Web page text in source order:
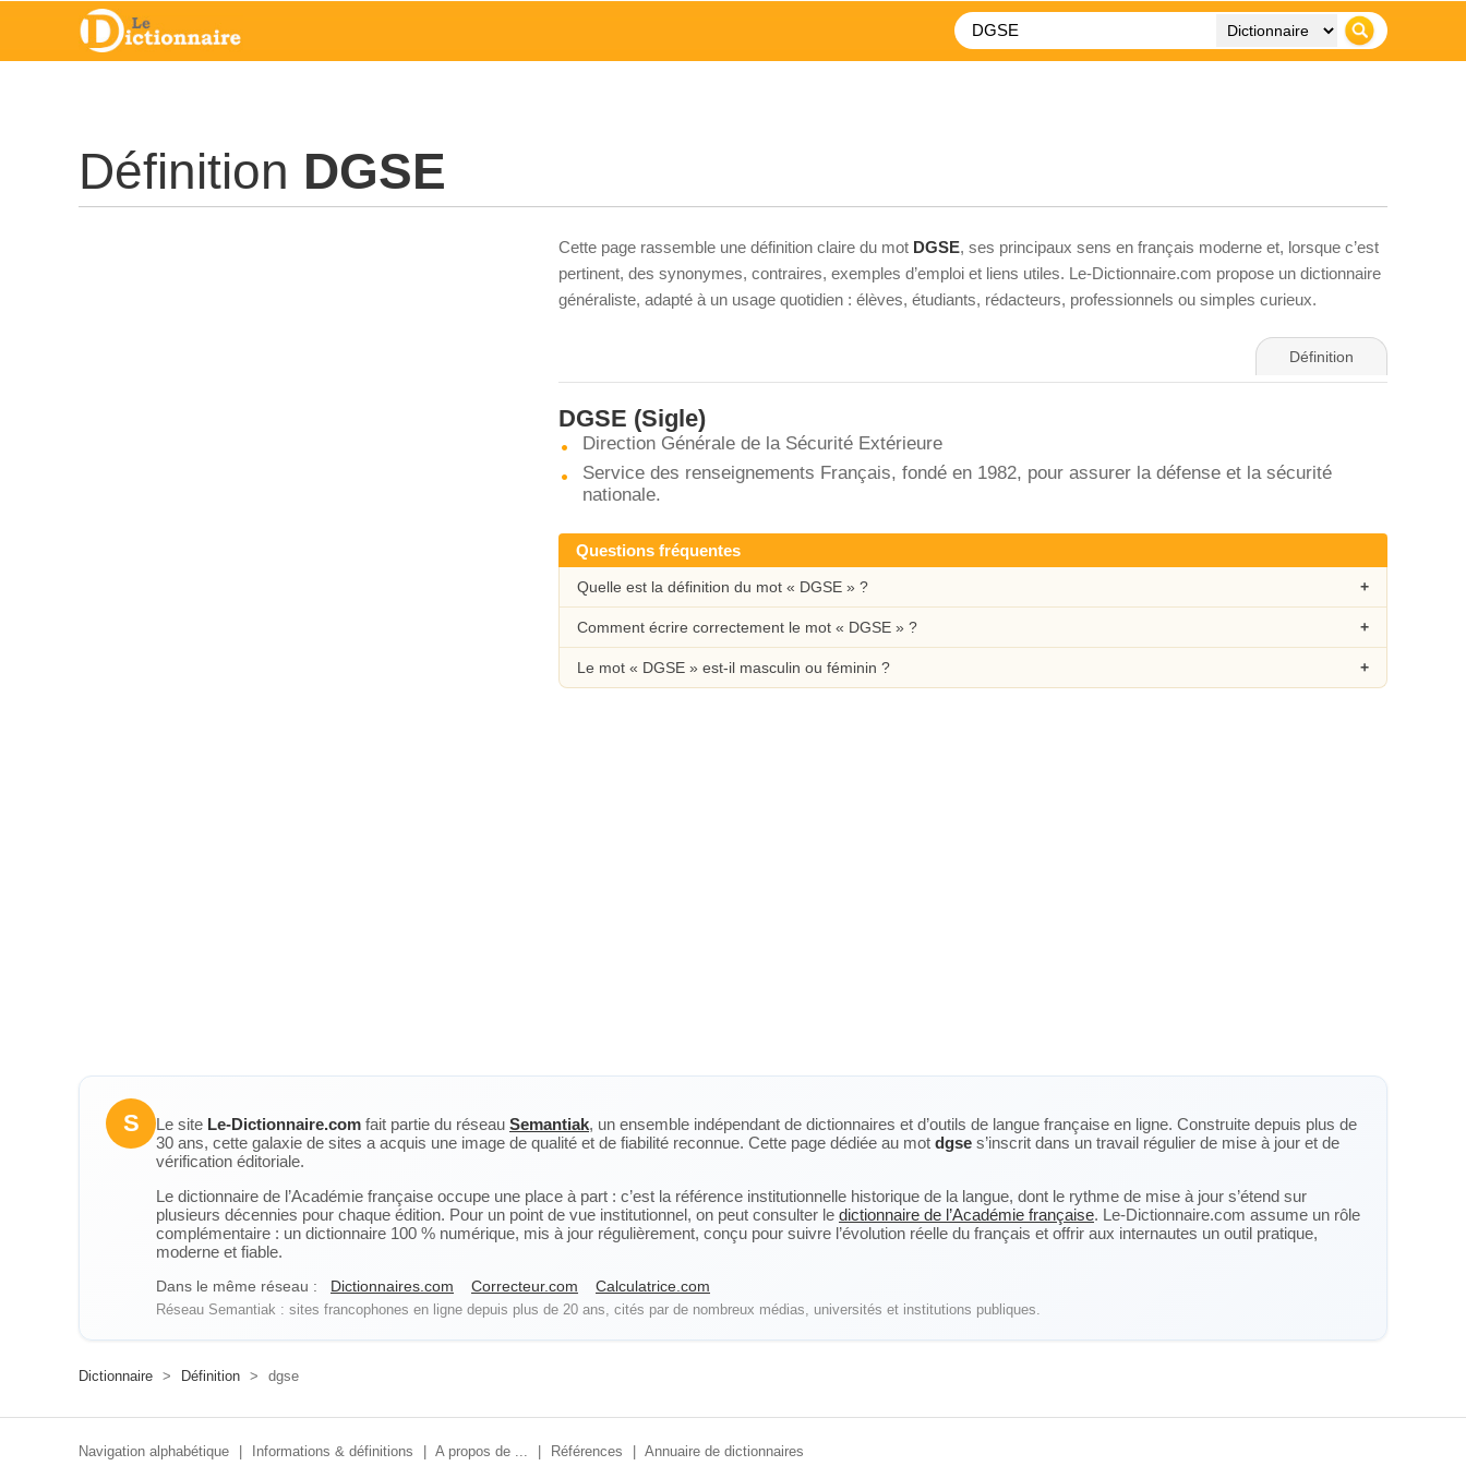
Définition DGSE
Cette page rassemble une définition claire du mot DGSE, ses principaux sens en français moderne et, lorsque c’est
pertinent, des synonymes, contraires, exemples d’emploi et liens utiles. Le-Dictionnaire.com propose un dictionnaire
généraliste, adapté à un usage quotidien : élèves, étudiants, rédacteurs, professionnels ou simples curieux.
Définition
DGSE (Sigle)
Direction Générale de la Sécurité Extérieure
Service des renseignements Français, fondé en 1982, pour assurer la défense et la sécurité
nationale.
Questions fréquentes
Quelle est la définition du mot « DGSE » ?
Comment écrire correctement le mot « DGSE » ?
Le mot « DGSE » est-il masculin ou féminin ?
S Le site Le-Dictionnaire.com fait partie du réseau Semantiak, un ensemble indépendant de dictionnaires et d’outils de langue française en ligne. Construite depuis plus de
30 ans, cette galaxie de sites a acquis une image de qualité et de fiabilité reconnue. Cette page dédiée au mot dgse s’inscrit dans un travail régulier de mise à jour et de
vérification éditoriale.
Le dictionnaire de l’Académie française occupe une place à part : c’est la référence institutionnelle historique de la langue, dont le rythme de mise à jour s’étend sur
plusieurs décennies pour chaque édition. Pour un point de vue institutionnel, on peut consulter le dictionnaire de l’Académie française. Le-Dictionnaire.com assume un rôle
complémentaire : un dictionnaire 100 % numérique, mis à jour régulièrement, conçu pour suivre l’évolution réelle du français et offrir aux internautes un outil pratique,
moderne et fiable.
Dans le même réseau : Dictionnaires.com Correcteur.com Calculatrice.com
Réseau Semantiak : sites francophones en ligne depuis plus de 20 ans, cités par de nombreux médias, universités et institutions publiques.
Dictionnaire > Définition > dgse
Navigation alphabétique Informations & définitions A propos de ... Références Annuaire de dictionnaires